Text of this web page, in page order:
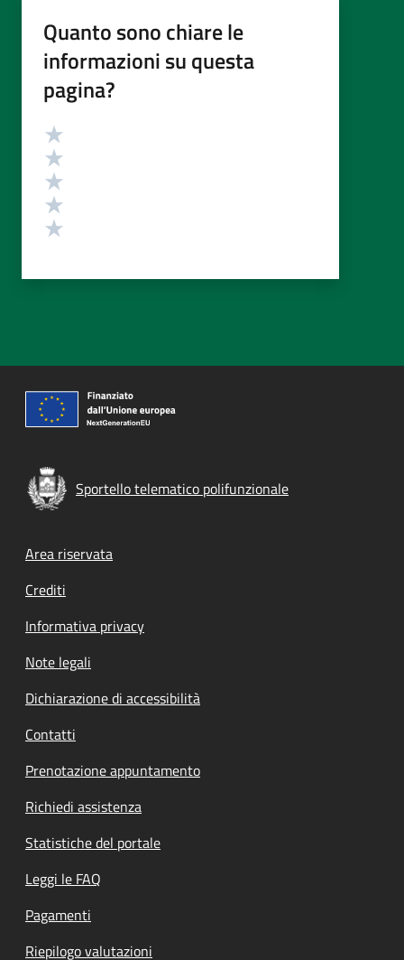
Quanto sono chiare le
informazioni su questa
pagina?
Valutazione
Sportello telematico polifunzionale
Footer menu
Area riservata
Crediti
Informativa privacy
Note legali
Dichiarazione di accessibilità
Contatti
Prenotazione appuntamento
Richiedi assistenza
Statistiche del portale
Leggi le FAQ
Pagamenti
Riepilogo valutazioni